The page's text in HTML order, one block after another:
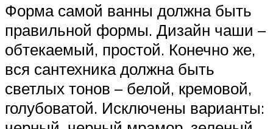
Форма самой ванны должна быть
правильной формы. Дизайн чаши –
обтекаемый, простой. Конечно же,
вся сантехника должна быть
светлых тонов – белой, кремовой,
голубоватой. Исключены варианты: